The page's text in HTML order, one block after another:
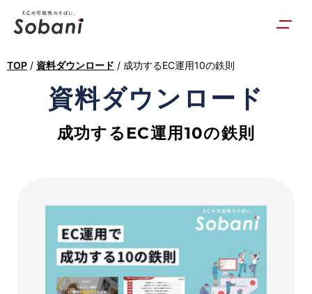
TOP / 資料ダウンロード / 成功するEC運用10の鉄則
Amazon資料ダウンロード
成功するEC運用10の鉄則